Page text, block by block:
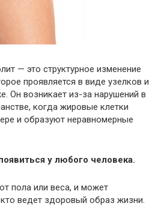
— это структурное изменение
проявляется в виде узелков и
Он возникает из-за нарушений в
когда жировые клетки
и образуют неравномерные
у любого человека.
пола или веса, и может
ведет здоровый образ жизни.